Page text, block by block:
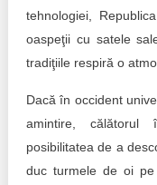
15 minute de realism
Trend Hunter
Aplică la BUNELE
tehnologiei,
oaspeţii cu satele
tradiţiile respiră o
Dacă în occident
amintire, călătorul
posibilitatea de a
duc turmele de oi